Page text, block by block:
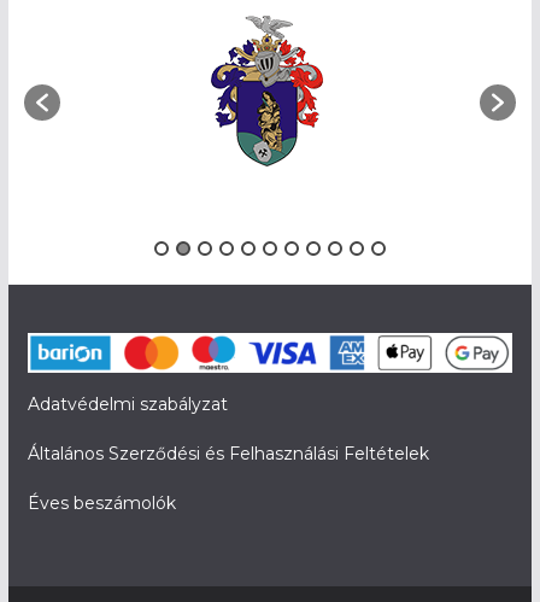
Adatvédelmi szabályzat
Általános Szerződési és Felhasználási Feltételek
Éves beszámolók